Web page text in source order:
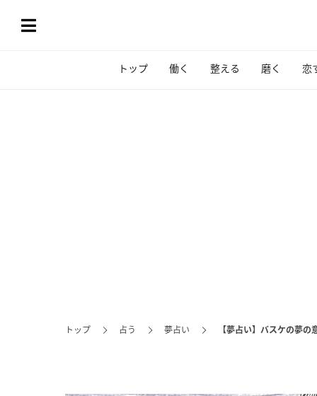
トップ 働く 整える 磨く 恋
トップ 占う 夢占い 【夢占い】バスケの夢